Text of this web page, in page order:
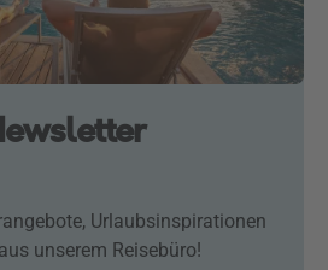
Urlaubsinspirationen
unserem Reisebüro!